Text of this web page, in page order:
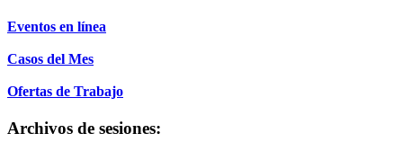
Eventos en línea
Casos del Mes
Ofertas de Trabajo
Archivos de sesiones: